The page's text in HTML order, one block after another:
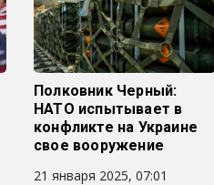
Полковник Черный:
НАТО испытывает в
конфликте на Украине
свое вооружение
21 января 2025, 07:01